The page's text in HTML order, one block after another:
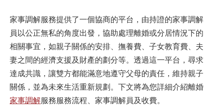
家事調解服務提供了一個協商的平台，由持證的家事調解
員以公正無私的角度出發，協助處理離婚或分居情況下的
相關事宜，如親子關係的安排、撫養費、子女教育費、夫
妻之間的經濟支援及財產的劃分等。透過這一平台，尋求
達成共識，讓雙方都能滿意地遵守父母的責任，維持親子
關係，並為未來生活重新規劃。下文將為您詳細介紹離婚
家事調解服務服務流程、家事調解員及收費。